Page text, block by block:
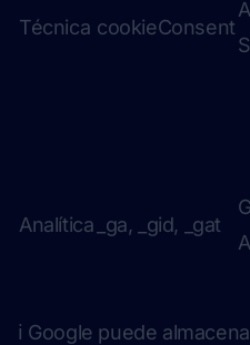
Técnica cookieConsent
Analítica _ga, _gid, _gat
ℹ️ Google puede